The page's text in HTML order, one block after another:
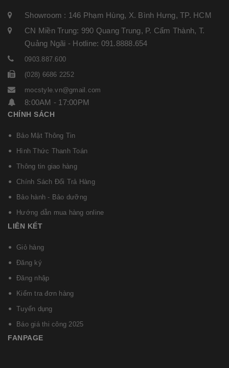
Showroom : 146 Phạm Hùng, X. Bình Hưng, TP. HCM
CN Miền Trung: 990 Quang Trung, P. Cẩm Thành, T.
Quảng Ngãi - Hotline: 091.8888.654
0903.887.600
(028) 6686 2252
mocstyle.vn@gmail.com
8:00AM - 17:00PM
CHÍNH SÁCH
Bảo Mật Thông Tin
Hình Thức Thanh Toán
Thông tin giao hàng
Chính Sách Đổi Trả Hàng
Bảo hành - Bảo dưỡng
Hướng dẫn mua hàng online
LIÊN KẾT
Giỏ hàng
Đăng ký
Đăng nhập
Kiểm tra đơn hàng
Tuyển dụng
Báo giá thi công 2025
FANPAGE